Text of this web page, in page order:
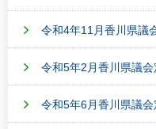
令和4年11月香川県
令和5年2月香川県議
令和5年6月香川県議